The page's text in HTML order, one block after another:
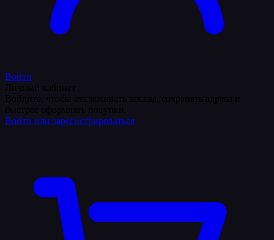
Войти
Войти или зарегистрироваться